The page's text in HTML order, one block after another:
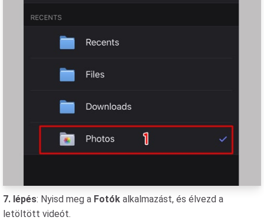
7. lépés: Nyisd meg a Fotók alkalmazást, és élvezd a
letöltött videót.